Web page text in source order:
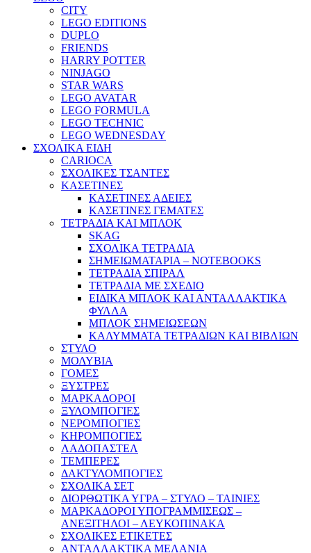
CITY
LEGO EDITIONS
DUPLO
FRIENDS
HARRY POTTER
NINJAGO
STAR WARS
LEGO AVATAR
LEGO FORMULA
LEGO TECHNIC
LEGO WEDNESDAY
ΣΧΟΛΙΚΑ ΕΙΔΗ
CARIOCA
ΣΧΟΛΙΚΕΣ ΤΣΑΝΤΕΣ
ΚΑΣΕΤΙΝΕΣ
ΚΑΣΕΤΙΝΕΣ ΑΔΕΙΕΣ
ΚΑΣΕΤΙΝΕΣ ΓΕΜΑΤΕΣ
ΤΕΤΡΑΔΙΑ ΚΑΙ ΜΠΛΟΚ
SKAG
ΣΧΟΛΙΚΑ ΤΕΤΡΑΔΙΑ
ΣΗΜΕΙΩΜΑΤΑΡΙΑ – NOTEBOOKS
ΤΕΤΡΑΔΙΑ ΣΠΙΡΑΛ
ΤΕΤΡΑΔΙΑ ΜΕ ΣΧΕΔΙΟ
ΕΙΔΙΚΑ ΜΠΛΟΚ ΚΑΙ ΑΝΤΑΛΛΑΚΤΙΚΑ
ΦΥΛΛΑ
ΜΠΛΟΚ ΣΗΜΕΙΩΣΕΩΝ
ΚΑΛΥΜΜΑΤΑ ΤΕΤΡΑΔΙΩΝ ΚΑΙ ΒΙΒΛΙΩΝ
ΣΤΥΛΟ
ΜΟΛΥΒΙΑ
ΓΟΜΕΣ
ΞΥΣΤΡΕΣ
ΜΑΡΚΑΔΟΡΟΙ
ΞΥΛΟΜΠΟΓΙΕΣ
ΝΕΡΟΜΠΟΓΙΕΣ
ΚΗΡΟΜΠΟΓΙΕΣ
ΛΑΔΟΠΑΣΤΕΛ
ΤΕΜΠΕΡΕΣ
ΔΑΚΤΥΛΟΜΠΟΓΙΕΣ
ΣΧΟΛΙΚΑ ΣΕΤ
ΔΙΟΡΘΩΤΙΚΑ ΥΓΡΑ – ΣΤΥΛΟ – ΤΑΙΝΙΕΣ
ΜΑΡΚΑΔΟΡΟΙ ΥΠΟΓΡΑΜΜΙΣΕΩΣ –
ΑΝΕΞΙΤΗΛΟΙ – ΛΕΥΚΟΠΙΝΑΚΑ
ΣΧΟΛΙΚΕΣ ΕΤΙΚΕΤΕΣ
ΑΝΤΑΛΛΑΚΤΙΚΑ ΜΕΛΑΝΙΑ